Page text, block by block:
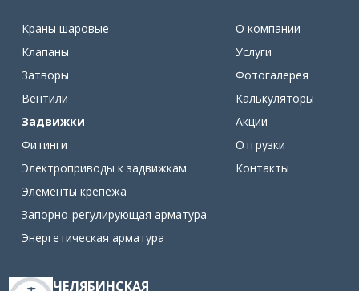
Краны шаровые
Клапаны
Затворы
Вентили
Задвижки
Фитинги
Электроприводы к задвижкам
Элементы крепежа
Запорно-регулирующая арматура
Энергетическая арматура
О компании
Услуги
Фотогалерея
Калькуляторы
Акции
Отгрузки
Контакты
ЧЕЛЯБИНСКАЯ